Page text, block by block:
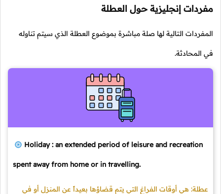
مفردات إنجليزية حول العطلة
المفردات التالية لها صلة مباشرة بموضوع العطلة الذي سيتم تناوله
في المحادثة.
Holiday : an extended period of leisure and recreation
spent away from home or in travelling.
عطلة: هي أوقات الفراغ التي يتم قضاؤها بعيداً عن المنزل أو في